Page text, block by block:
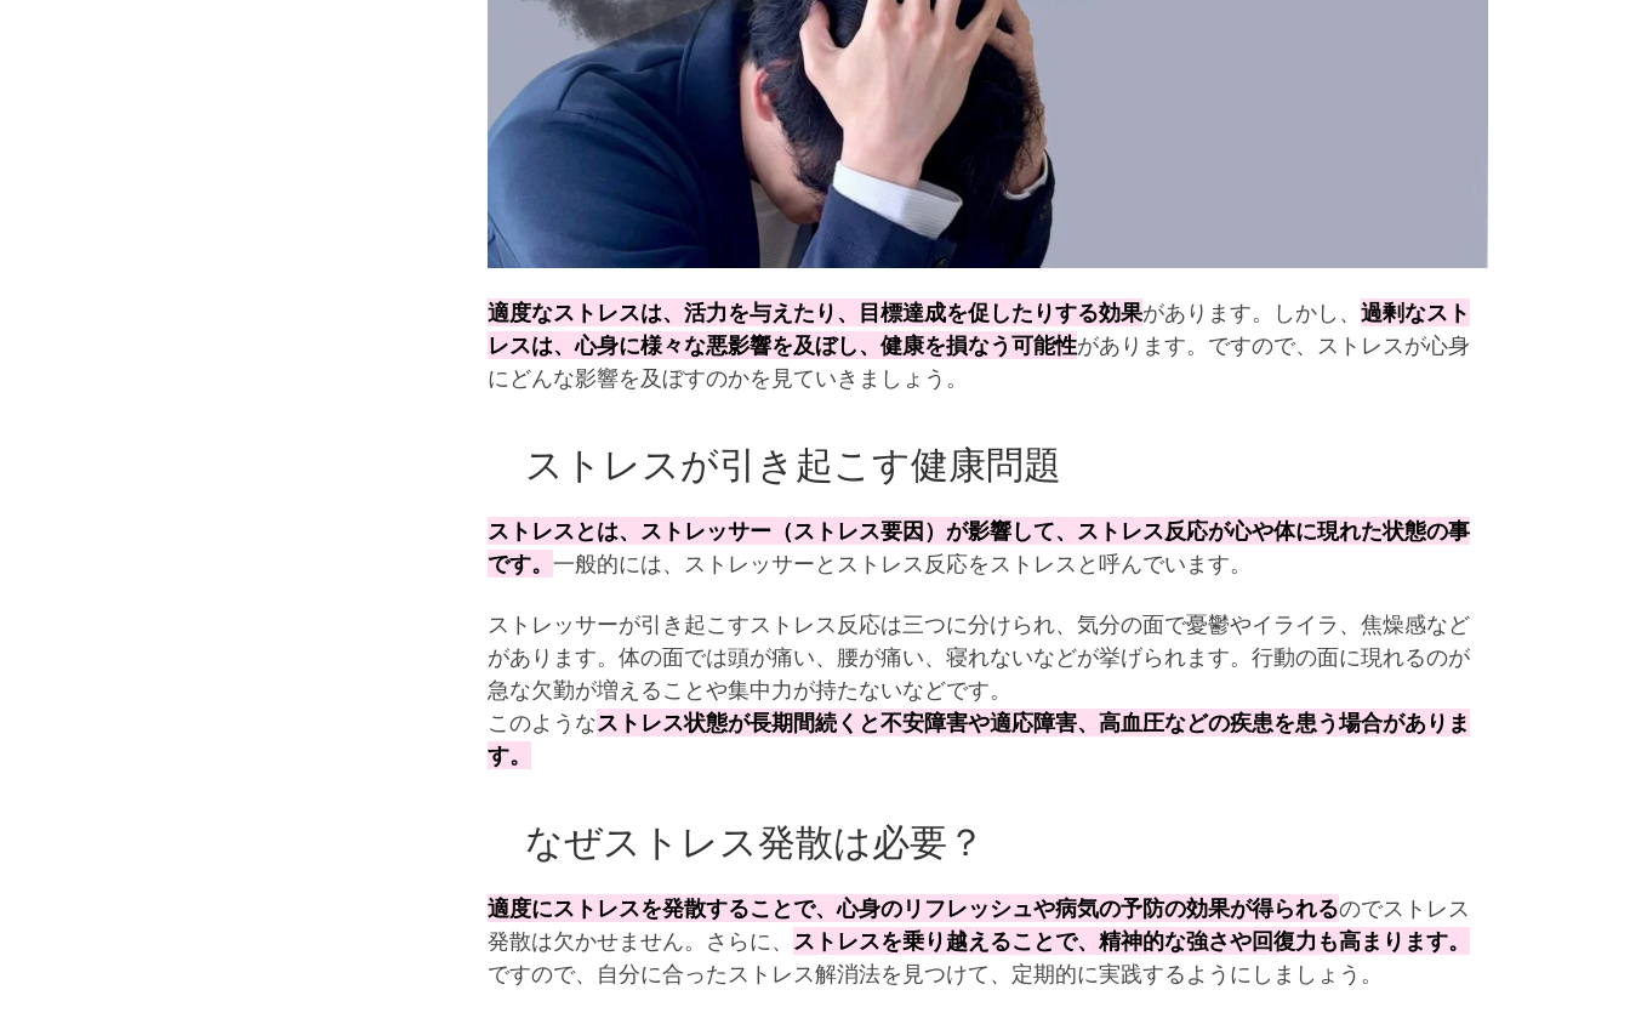
適度なストレスは、活力を与えたり、目標達成を促したりする効果があります。しかし、 過剰なスト
レスは、心身に様々な悪影響を及ぼし、健康を損なう可能性があります。ですので、ストレスが心身
にどんな影響を及ぼすのかを見ていきましょう。
ストレスが引き起こす健康問題
ストレスとは、ストレッサー（ストレス要因）が影響して、ストレス反応が心や体に現れた状態の事
です。 一般的には、ストレッサーとストレス反応をストレスと呼んでいます。
ストレッサーが引き起こすストレス反応は三つに分けられ、気分の面で憂鬱やイライラ、焦燥感など
があります。体の面では頭が痛い、腰が痛い、寝れないなどが挙げられます。行動の面に現れるのが
急な欠勤が増えることや集中力が持たないなどです。
このようなストレス状態が長期間続くと不安障害や適応障害、高血圧などの疾患を患う場合がありま
す。
なぜストレス発散は必要？
適度にストレスを発散することで、心身のリフレッシュや病気の予防の効果が得られるのでストレス
発散は欠かせません。さらに、 ストレスを乗り越えることで、精神的な強さや回復力も高まります。
ですので、自分に合ったストレス解消法を見つけて、定期的に実践するようにしましょう。